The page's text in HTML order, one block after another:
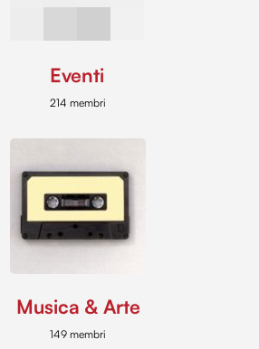
Eventi
214 membri
Musica & Arte
149 membri